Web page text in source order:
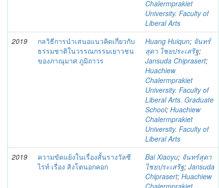
Chalermprakiet
University. Faculty of
Liberal Arts
2019
กลวิธีการนำเสนอแนวคิดเกี่ยวกับ
ธรรมชาติในวรรณกรรมเยาวชน
ของภาณุมาศ ภูมิถาวร
Huang Huiqun; จันทร์
สุดา ไชยประเสริฐ;
Jansuda Chiprasert;
Huachiew
Chalermprakiet
University. Faculty of
Liberal Arts. Graduate
School; Huachiew
Chalermprakiet
University. Faculty of
Liberal Arts
2019
ความขัดแย้งในเรื่องสั้นรางวัลซี
ไรท์ เรื่อง สิงโตนอกคอก
Bai Xiaoyu; จันทร์สุดา
ไชยประเสริฐ; Jansuda
Chiprasert; Huachiew
Chalermprakiet